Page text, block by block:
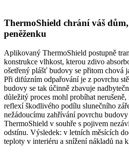
ThermoShield chrání váš
peněženku
Aplikovaný ThermoShield postupně
konstrukce vlhkost, kterou zdivo
ošetřený plášť budovy se přitom chová
Při difúzním odpařování je z povrchu
budovy se tak účinně zbavuje
důležitý proces mohl probíhat
reflexí škodlivého podílu slunečního
nežádoucímu zahřívání povrchu
ThermoShield v souhře s pojivem
odstínu. Výsledek: v letních měsících
teploty v interiéru a snížení nákladů na